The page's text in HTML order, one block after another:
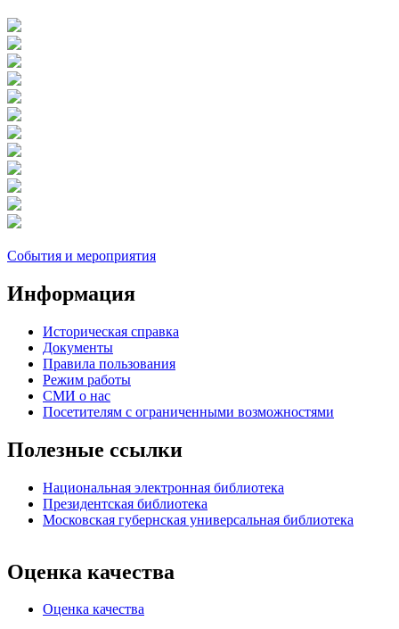
События и мероприятия
Информация
Историческая справка
Документы
Правила пользования
Режим работы
СМИ о нас
Посетителям с ограниченными возможностями
Полезные ссылки
Национальная электронная библиотека
Президентская библиотека
Московская губернская универсальная библиотека
Оценка качества
Оценка качества